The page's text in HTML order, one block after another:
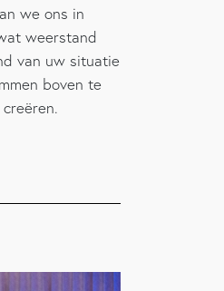
we ons in
weerstand
van uw situatie
boven te